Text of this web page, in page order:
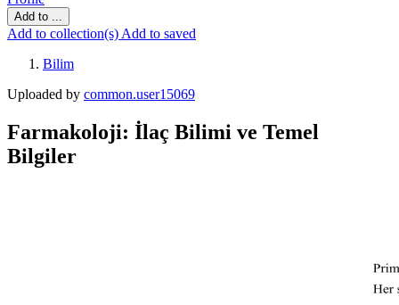
Add to ...
Add to collection(s) Add to saved
Bilim
Uploaded by common.user15069
Farmakoloji: İlaç Bilimi ve Temel
Bilgiler